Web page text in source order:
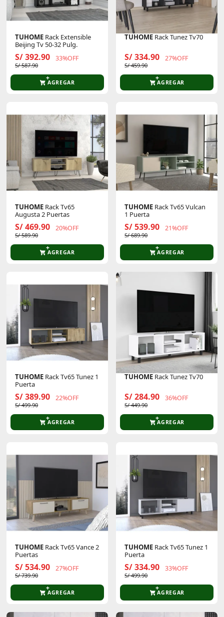
TUHOME Rack Extensible
Beijing Tv 50-32 Pulg.
S/ 392.90 33%OFF
S/ 587.90
AGREGAR
TUHOME Rack Tunez Tv70
S/ 334.90 27%OFF
S/ 459.90
AGREGAR
TUHOME Rack Tv65
Augusta 2 Puertas
S/ 469.90 20%OFF
S/ 589.90
AGREGAR
TUHOME Rack Tv65 Vulcan
1 Puerta
S/ 539.90 21%OFF
S/ 689.90
AGREGAR
TUHOME Rack Tv65 Tunez 1
Puerta
S/ 389.90 22%OFF
S/ 499.90
AGREGAR
TUHOME Rack Tunez Tv70
S/ 284.90 36%OFF
S/ 449.90
AGREGAR
TUHOME Rack Tv65 Vance 2
Puertas
S/ 534.90 27%OFF
S/ 739.90
AGREGAR
TUHOME Rack Tv65 Tunez 1
Puerta
S/ 334.90 33%OFF
S/ 499.90
AGREGAR